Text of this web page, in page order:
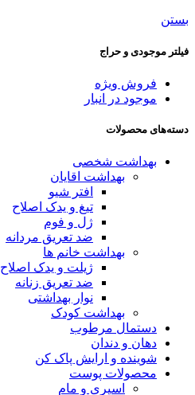
بستن
فیلتر موجودی و حراج
فروش ویژه
موجود در انبار
دسته‌های محصولات
بهداشت شخصی
بهداشت اقایان
افتر شیو
تیغ و یدک اصلاح
ژل و فوم
ضد تعریق مردانه
بهداشت خانم ها
ژیلت و یدک اصلاح
ضد تعریق زنانه
نوار بهداشتی
بهداشت کودک
دستمال مرطوب
دهان و دندان
شوینده و ارایش پاک کن
محصولات پوست
اسپری و مام